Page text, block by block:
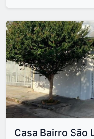
Casa Bairro São